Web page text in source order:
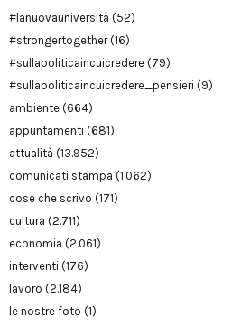
#lanuovauniversità (52)
#strongertogether(16)
#sullapoliticaincuicredere (79)
#sullapoliticaincuicredere_pensieri (9)
ambiente (664)
appuntamenti (681)
attualità (13.952)
comunicati stampa (1.062)
cose che scrivo (171)
cultura (2.711)
economia (2.061)
interventi (176)
lavoro (2.184)
le nostre foto (1)